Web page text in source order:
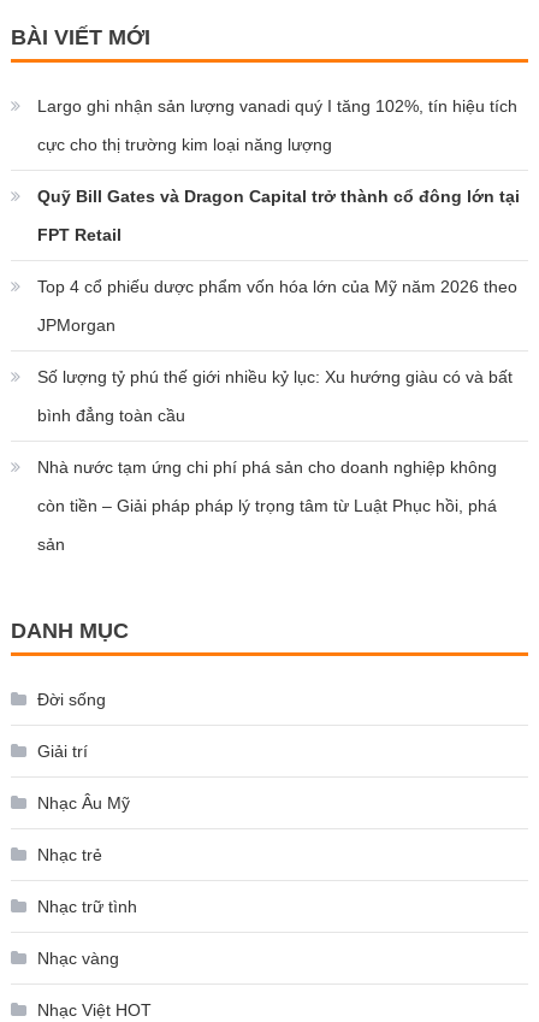
BÀI VIẾT MỚI
Largo ghi nhận sản lượng vanadi quý I tăng 102%, tín hiệu tích
cực cho thị trường kim loại năng lượng
Quỹ Bill Gates và Dragon Capital trở thành cổ đông lớn tại
FPT Retail
Top 4 cổ phiếu dược phẩm vốn hóa lớn của Mỹ năm 2026 theo
JPMorgan
Số lượng tỷ phú thế giới nhiều kỷ lục: Xu hướng giàu có và bất
bình đẳng toàn cầu
Nhà nước tạm ứng chi phí phá sản cho doanh nghiệp không
còn tiền – Giải pháp pháp lý trọng tâm từ Luật Phục hồi, phá
sản
DANH MỤC
Đời sống
Giải trí
Nhạc Âu Mỹ
Nhạc trẻ
Nhạc trữ tình
Nhạc vàng
Nhạc Việt HOT